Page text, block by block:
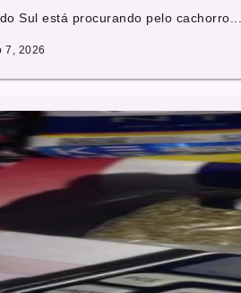
Sul está procurando pelo
7, 2026